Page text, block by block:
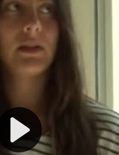
Play
Video